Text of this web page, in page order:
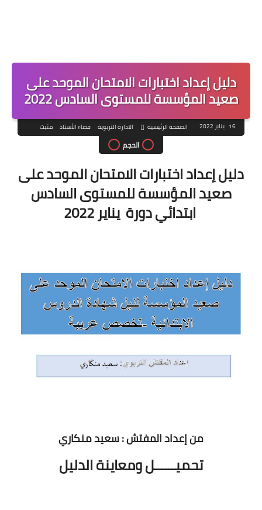
دليل إعداد اختبارات الامتحان الموحد على
صعيد المؤسسة للمستوى السادس 2022
16 يناير 2022 الصفحة الرئيسية الادارة التربوية فضاء الأستاذ مثبت
الحجم
دليل إعداد اختبارات الامتحان الموحد على
صعيد المؤسسة للمستوى السادس
ابتدائي دورة يناير 2022
من إعداد المفتش : سعيد منكاري
تحميــــــل ومعاينة الدليل